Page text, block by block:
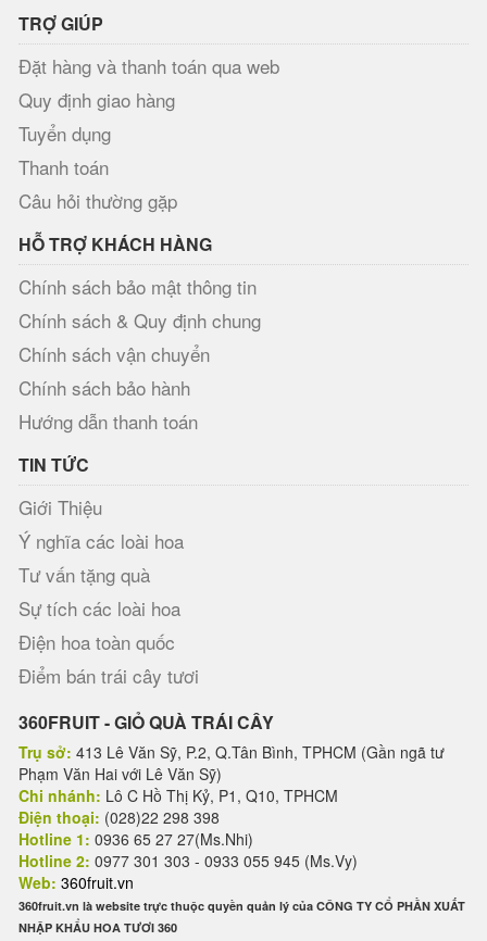
TRỢ GIÚP
Đặt hàng và thanh toán qua web
Quy định giao hàng
Tuyển dụng
Thanh toán
Câu hỏi thường gặp
HỖ TRỢ KHÁCH HÀNG
Chính sách bảo mật thông tin
Chính sách & Quy định chung
Chính sách vận chuyển
Chính sách bảo hành
Hướng dẫn thanh toán
TIN TỨC
Giới Thiệu
Ý nghĩa các loài hoa
Tư vấn tặng quà
Sự tích các loài hoa
Điện hoa toàn quốc
Điểm bán trái cây tươi
360FRUIT - GIỎ QUÀ TRÁI CÂY
Trụ sở: 413 Lê Văn Sỹ, P.2, Q.Tân Bình, TPHCM (Gần ngã tư
Phạm Văn Hai với Lê Văn Sỹ)
Chi nhánh: Lô C Hồ Thị Kỷ, P1, Q10, TPHCM
Điện thoại: (028)22 298 398
Hotline 1: 0936 65 27 27(Ms.Nhi)
Hotline 2: 0977 301 303 - 0933 055 945 (Ms.Vy)
Web: 360fruit.vn
360fruit.vn là website trực thuộc quyền quản lý của CÔNG TY CỔ PHẦN XUẤT
NHẬP KHẨU HOA TƯƠI 360